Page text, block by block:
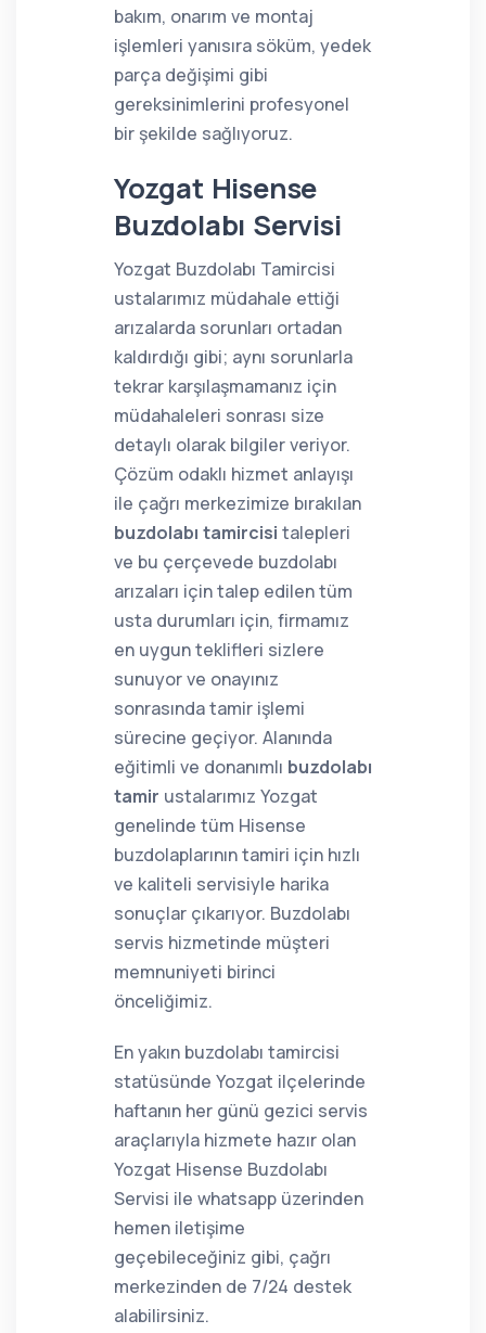
bakım, onarım ve montaj
işlemleri yanısıra söküm, yedek
parça değişimi gibi
gereksinimlerini profesyonel
bir şekilde sağlıyoruz.
Yozgat Hisense
Buzdolabı Servisi
Yozgat Buzdolabı Tamircisi
ustalarımız müdahale ettiği
arızalarda sorunları ortadan
kaldırdığı gibi; aynı sorunlarla
tekrar karşılaşmamanız için
müdahaleleri sonrası size
detaylı olarak bilgiler veriyor.
Çözüm odaklı hizmet anlayışı
ile çağrı merkezimize bırakılan
buzdolabı tamircisi talepleri
ve bu çerçevede buzdolabı
arızaları için talep edilen tüm
usta durumları için, firmamız
en uygun teklifleri sizlere
sunuyor ve onayınız
sonrasında tamir işlemi
sürecine geçiyor. Alanında
eğitimli ve donanımlı buzdolabı
tamir ustalarımız Yozgat
genelinde tüm Hisense
buzdolaplarının tamiri için hızlı
ve kaliteli servisiyle harika
sonuçlar çıkarıyor. Buzdolabı
servis hizmetinde müşteri
memnuniyeti birinci
önceliğimiz.
En yakın buzdolabı tamircisi
statüsünde Yozgat ilçelerinde
haftanın her günü gezici servis
araçlarıyla hizmete hazır olan
Yozgat Hisense Buzdolabı
Servisi ile whatsapp üzerinden
hemen iletişime
geçebileceğiniz gibi, çağrı
merkezinden de 7/24 destek
alabilirsiniz.